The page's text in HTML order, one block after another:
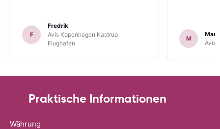
F
Fredrik
Avis Kopenhagen Kastrup
Flughafen
M
Avis
Praktische Informationen
Währung